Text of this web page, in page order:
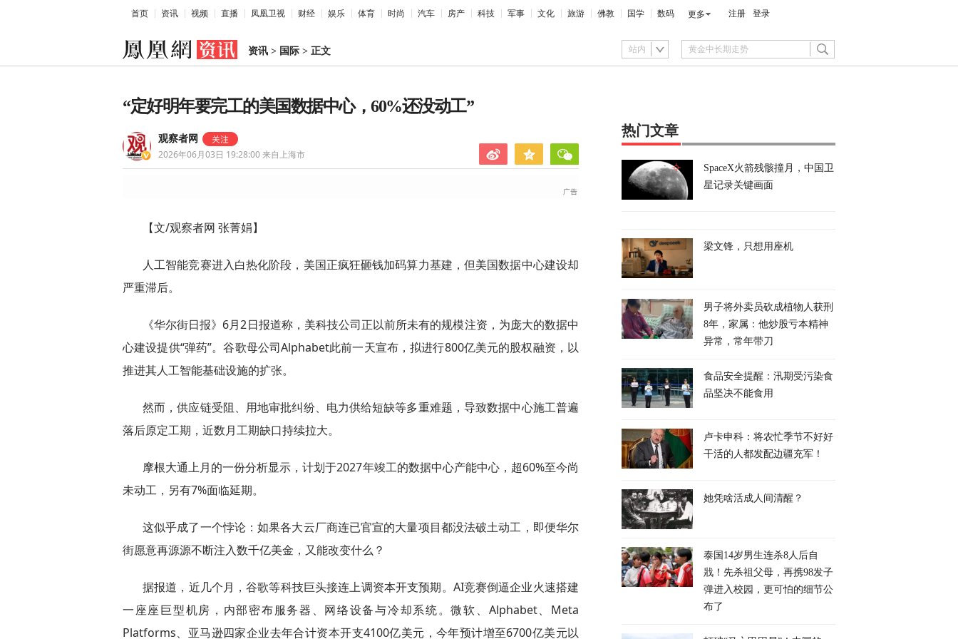
首页 资讯 视频 直播 凤凰卫视 财经 娱乐 体育 时尚 汽车 房产 科技 军事 文化 旅游 佛教 国学 数码 更多 注册 登录
资讯 > 国际 > 正文 站内
“定好明年要完工的美国数据中心，60%还没动工”
观察者网
2026年06月03日 19:28:00来自上海市
【文/观察者网 张菁娟】
人工智能竞赛进入白热化阶段，美国正疯狂砸钱加码算力基建，但美国数据中心建设却
严重滞后。
《华尔街日报》6月2日报道称，美科技公司正以前所未有的规模注资，为庞大的数据中
心建设提供“弹药”。谷歌母公司Alphabet此前一天宣布，拟进行800亿美元的股权融资，以
推进其人工智能基础设施的扩张。
然而，供应链受阻、用地审批纠纷、电力供给短缺等多重难题，导致数据中心施工普遍
落后原定工期，近数月工期缺口持续拉大。
摩根大通上月的一份分析显示，计划于2027年竣工的数据中心产能中心，超60%至今尚
未动工，另有7%面临延期。
这似乎成了一个悖论：如果各大云厂商连已官宣的大量项目都没法破土动工，即便华尔
街愿意再源源不断注入数千亿美金，又能改变什么？
据报道，近几个月，谷歌等科技巨头接连上调资本开支预期。AI竞赛倒逼企业火速搭建
一座座巨型机房，内部密布服务器、网络设备与冷却系统。微软、Alphabet、Meta
Platforms、亚马逊四家企业去年合计资本开支4100亿美元，今年预计增至6700亿美元以
热门文章
SpaceX火箭残骸撞月，中国卫
星记录关键画面
梁文锋，只想用座机
男子将外卖员砍成植物人获刑
8年，家属：他炒股亏本精神
异常，常年带刀
食品安全提醒：汛期受污染食
品坚决不能食用
卢卡申科：将农忙季节不好好
干活的人都发配边疆充军！
她凭啥活成人间清醒？
泰国14岁男生连杀8人后自
戕！先杀祖父母，再携98发子
弹进入校园，更可怕的细节公
布了